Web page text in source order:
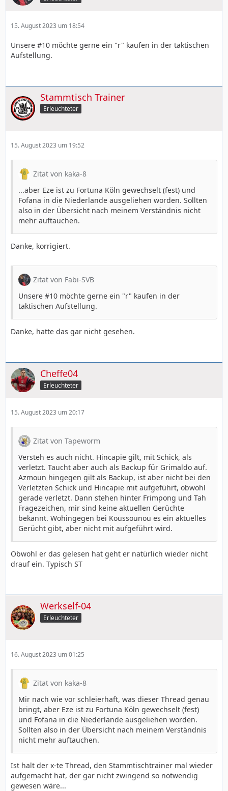
15. August 2023 um 18:54
Unsere #10 möchte gerne ein "r" kaufen in der taktischen
Aufstellung.
Stammtisch Trainer
Erleuchteter
15. August 2023 um 19:52
Zitat von kaka-8
...aber Eze ist zu Fortuna Köln gewechselt (fest) und
Fofana in die Niederlande ausgeliehen worden. Sollten
also in der Übersicht nach meinem Verständnis nicht
mehr auftauchen.
Danke, korrigiert.
Zitat von Fabi-SVB
Unsere #10 möchte gerne ein "r" kaufen in der
taktischen Aufstellung.
Danke, hatte das gar nicht gesehen.
Cheffe04
Erleuchteter
15. August 2023 um 20:17
Zitat von Tapeworm
Versteh es auch nicht. Hincapie gilt, mit Schick, als
verletzt. Taucht aber auch als Backup für Grimaldo auf.
Azmoun hingegen gilt als Backup, ist aber nicht bei den
Verletzten Schick und Hincapie mit aufgeführt, obwohl
gerade verletzt. Dann stehen hinter Frimpong und Tah
Fragezeichen, mir sind keine aktuellen Gerüchte
bekannt. Wohingegen bei Koussounou es ein aktuelles
Gerücht gibt, aber nicht mit aufgeführt wird.
Obwohl er das gelesen hat geht er natürlich wieder nicht
drauf ein. Typisch ST
Werkself-04
Erleuchteter
16. August 2023 um 01:25
Zitat von kaka-8
Mir nach wie vor schleierhaft, was dieser Thread genau
bringt, aber Eze ist zu Fortuna Köln gewechselt (fest)
und Fofana in die Niederlande ausgeliehen worden.
Sollten also in der Übersicht nach meinem Verständnis
nicht mehr auftauchen.
Ist halt der x-te Thread, den Stammtischtrainer mal wieder
aufgemacht hat, der gar nicht zwingend so notwendig
gewesen wäre...